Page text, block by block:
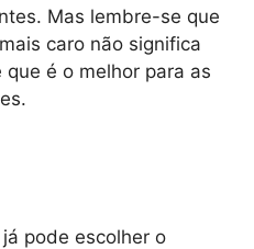
Mas lembre-se que
caro não significa
que é o melhor para as
pode escolher o